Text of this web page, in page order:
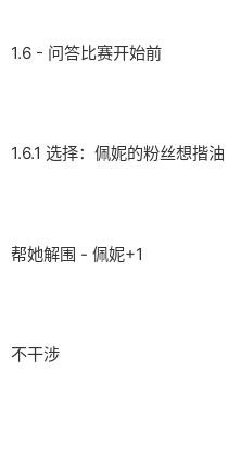
1.6 - 问答比赛开始前
1.6.1 选择：佩妮的粉丝想揩油
帮她解围 - 佩妮+1
不干涉